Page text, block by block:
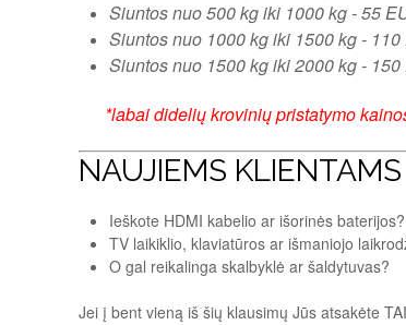
Siuntos nuo 500 kg iki 1000 kg - 55
Siuntos nuo 1000 kg iki 1500 kg -
Siuntosnuo 1500 kgiki 2000 kg -
*labai didelių krovinių pristatymo
NAUJIEMS KLIENTAMS
Ieškote HDMI kabelio ar išorinės baterijos?
TV laikiklio, klaviatūros ar išmaniojo
O gal reikalinga skalbyklė ar šaldytuvas?
Jei į bent vieną iš šių klausimų Jūs atsakėte